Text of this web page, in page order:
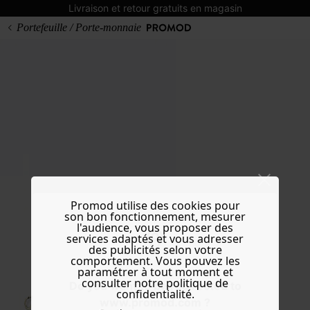
Livraison et retour gratuits en magasin
Do you want to be redirected to
www.promod.com ?
Portefeuille / Porte-monnaie
Promod utilise des cookies pour
son bon fonctionnement, mesurer
l'audience, vous proposer des
services adaptés et vous adresser
des publicités selon votre
comportement. Vous pouvez les
paramétrer à tout moment et
consulter notre politique de
confidentialité.